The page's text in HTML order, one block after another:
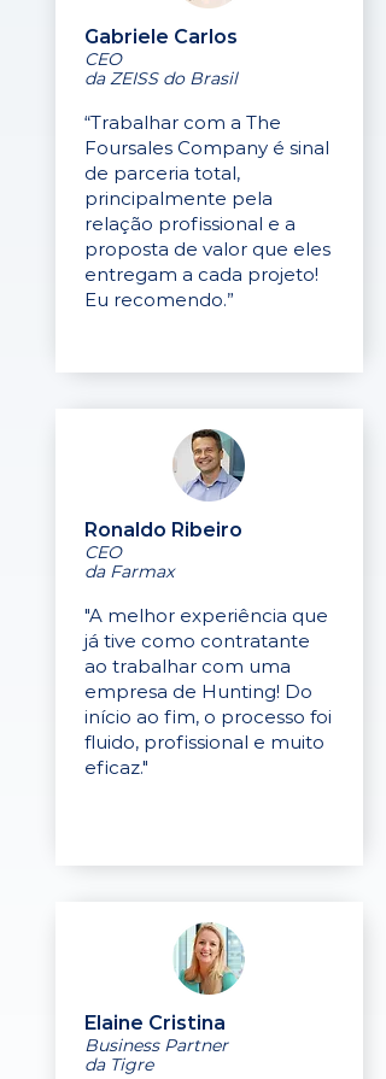
Gabriele Carlos
CEO
da ZEISS do Brasil
“Trabalhar com a The
Foursales Company é sinal
de parceria total,
principalmente pela
relação profissional e a
proposta de valor que eles
entregam a cada projeto!
Eu recomendo.”
Ronaldo Ribeiro
CEO
da Farmax
"A melhor experiência que
já tive como contratante
ao trabalhar com uma
empresa de Hunting! Do
início ao fim, o processo foi
fluido, profissional e muito
eficaz."
Elaine Cristina
Business Partner
da Tigre